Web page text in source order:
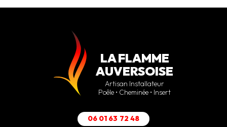
LA FLAMME
AUVERSOISE
Artisan Installateur
Poêle • Cheminée • Insert
06 01 63 72 48